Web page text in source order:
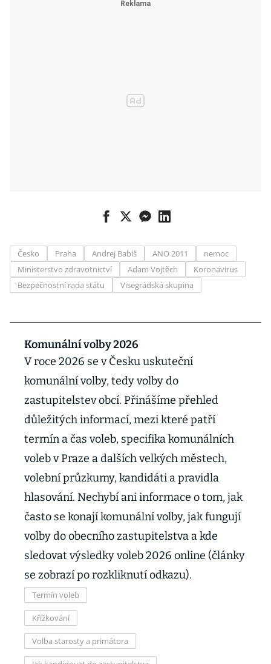
Česko Praha Andrej Babiš ANO 2011
nemoc
Ministerstvo zdravotnictví
Adam Vojtěch
Koronavirus
Bezpečnostní rada státu
Visegrádská skupina
Komunální volby 2026
V roce 2026 se v Česku uskuteční
komunální volby, tedy volby do
zastupitelstev obcí. Přinášíme přehled
důležitých informací, mezi které patří
termín a čas voleb, specifika komunálních
voleb v Praze a dalších velkých městech,
volební průzkumy, kandidáti a pravidla
hlasování. Nechybí ani informace o tom, jak
často se konají komunální volby, jak fungují
volby do obecního zastupitelstva a kde
sledovat výsledky voleb 2026 online (články
se zobrazí po rozkliknutí odkazu).
Termín voleb
Křížkování
Volba starosty a primátora